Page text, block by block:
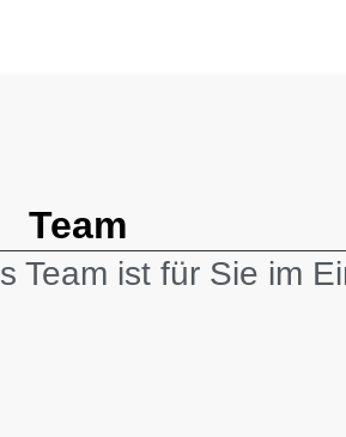
Team
Team ist für Sie im